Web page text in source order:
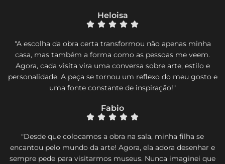
Heloisa
"A escolha da obra certa transformou não apenas minha
casa, mas também a forma como as pessoas me veem.
Agora, cada visita vira uma conversa sobre arte, estilo e
personalidade. A peça se tornou um reflexo do meu gosto e
uma fonte constante de inspiração!"
Fabio
"Desde que colocamos a obra na sala, minha filha se
encantou pelo mundo da arte! Agora, ela adora desenhar e
sempre pede para visitarmos museus. Nunca imaginei que